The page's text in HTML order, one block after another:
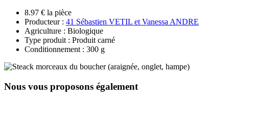
8.97 € la pièce
Producteur : 41 Sébastien VETIL et Vanessa ANDRE
Agriculture : Biologique
Type produit : Produit carné
Conditionnement : 300 g
Nous vous proposons également